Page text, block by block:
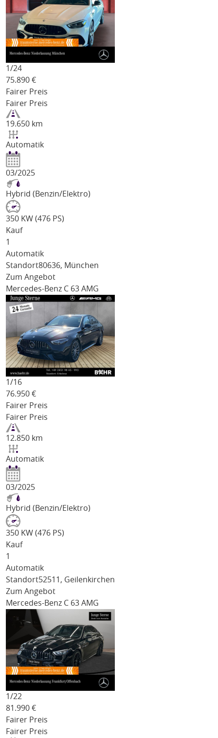
1/24
75.890 €
Fairer Preis
Fairer Preis
19.650 km
Automatik
03/2025
Hybrid (Benzin/Elektro)
350 KW (476 PS)
Kauf
1
Automatik
Standort80636, München
Zum Angebot
Mercedes-Benz C 63 AMG
1/16
76.950 €
Fairer Preis
Fairer Preis
12.850 km
Automatik
03/2025
Hybrid (Benzin/Elektro)
350 KW (476 PS)
Kauf
1
Automatik
Standort52511, Geilenkirchen
Zum Angebot
Mercedes-Benz C 63 AMG
1/22
81.990 €
Fairer Preis
Fairer Preis